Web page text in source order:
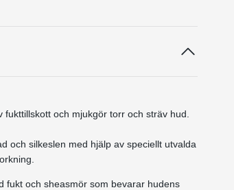
och mjukgör torr och sträv hud.
och silkeslen med hjälp av speciellt utvalda
fukt och sheasmör som bevarar hudens